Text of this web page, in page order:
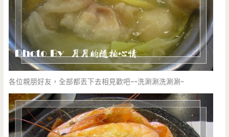
各位親朋好友，全部都丟下去相見歡吧~~洗涮涮洗涮涮~